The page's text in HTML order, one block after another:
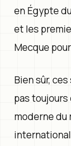
en Égypte
et les
Mecque
Bien sûr,
pas
moderne